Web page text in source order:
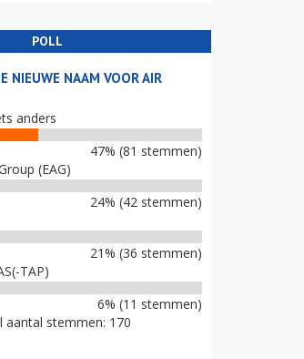
POLL
NIEUWE NAAM VOOR AIR
anders
47% (81 stemmen)
(EAG)
24% (42 stemmen)
21% (36 stemmen)
TAP)
6% (11 stemmen)
aantal stemmen: 170